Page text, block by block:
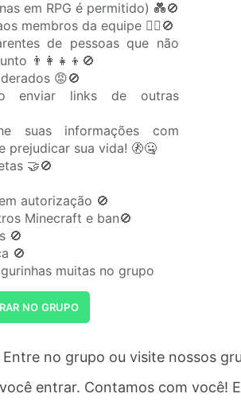
em RPG é permitido) 💑🚫
membros da equipe 🙅‍♂️🚫
de pessoas que não
👨‍👩‍👧‍👦🚫
😡🚫
enviar links de outras
suas informações com
prejudicar sua vida! 🚷🤐
🤝🚫
autorização 🚫
Minecraft e ban🚫
🚫
🚫
muitas no grupo
NO GRUPO
Entre no grupo ou visite nossos
entrar. Contamos com você!